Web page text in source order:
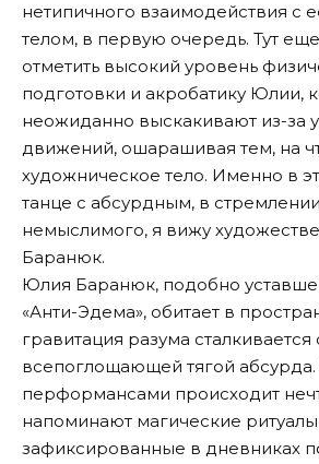
нетипичного взаимодействия с
телом, в первую очередь. Тут
отметить высокий уровень
подготовки и акробатику Юлии,
неожиданно выскакивают из-за
движений, ошарашивая тем, на
художническое тело. Именно в
танце с абсурдным, в
немыслимого, я вижу
Баранюк.
Юлия Баранюк, подобно
«Анти-Эдема», обитает в
гравитация разума сталкивается
всепоглощающей тягой абсурда.
перформансами происходит
напоминают магические
зафиксированные в дневниках